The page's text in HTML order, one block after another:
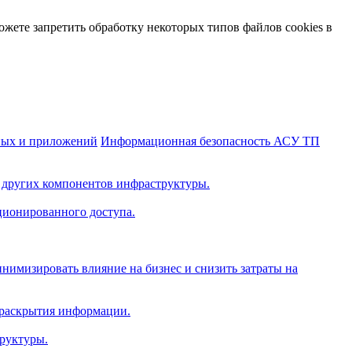
запретить обработку некоторых типов файлов cookies в
и приложений Информационная безопасность АСУ ТП
компонентов инфраструктуры.
доступа.
влияние на бизнес и снизить затраты на
информации.